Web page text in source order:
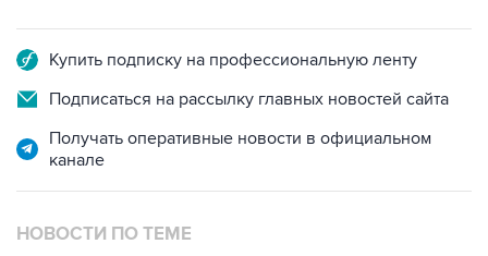
Купить подписку на профессиональную ленту
Подписаться на рассылку главных новостей сайта
Получать оперативные новости в официальном
канале
НОВОСТИ ПО ТЕМЕ